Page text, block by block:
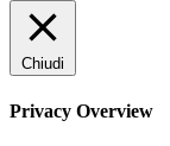
Chiudi
Privacy Overview